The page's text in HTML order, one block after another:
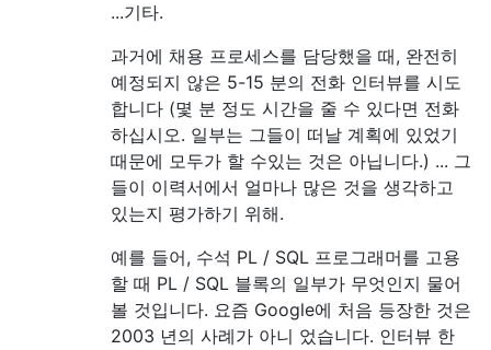
...기타.
과거에 채용 프로세스를 담당했을 때, 완전히
예정되지 않은 5-15 분의 전화 인터뷰를 시도
합니다 (몇 분 정도 시간을 줄 수 있다면 전화
하십시오. 일부는 그들이 떠날 계획에 있었기
때문에 모두가 할 수있는 것은 아닙니다.) ... 그
들이 이력서에서 얼마나 많은 것을 생각하고
있는지 평가하기 위해.
예를 들어, 수석 PL / SQL 프로그래머를 고용
할 때 PL / SQL 블록의 일부가 무엇인지 물어
볼 것입니다. 요즘 Google에 처음 등장한 것은
2003 년의 사례가 아니 었습니다. 인터뷰 한